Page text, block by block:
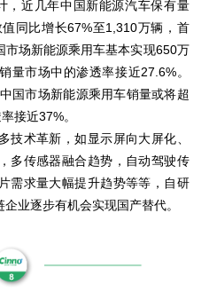
，近几年中国新能源汽车保有量
同比增长67%至1,310万辆，首
市场新能源乘用车基本实现650万
量市场中的渗透率接近27.6%。
国市场新能源乘用车销量或将超
接近37%。
技术革新，如显示屏向大屏化、
多传感器融合趋势，自动驾驶传
需求量大幅提升趋势等等，自研
业逐步有机会实现国产替代。